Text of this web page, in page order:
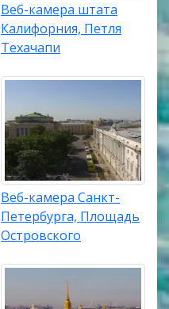
Веб-камера штата
Калифорния, Петля
Техачапи
Веб-камера Санкт-
Петербурга, Площадь
Островского